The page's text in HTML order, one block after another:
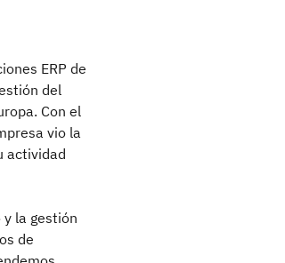
ERP de
del
Con el
vio la
actividad
la gestión
de